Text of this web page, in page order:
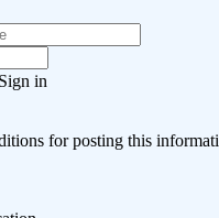
in
for posting this